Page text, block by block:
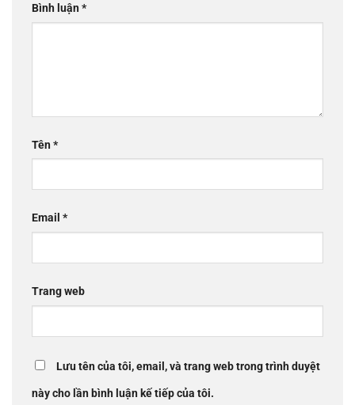
Bình luận*
Tên*
Email *
Trang web
Lưu tên của tôi, email, và trang web trong trình duyệt
này cho lần bình luận kế tiếp của tôi.